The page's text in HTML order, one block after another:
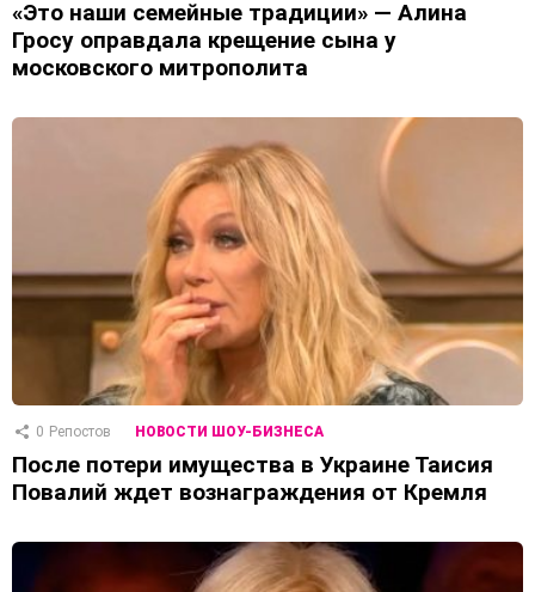
«Это наши семейные традиции» — Алина
Гросу оправдала крещение сына у
московского митрополита
0 Репостов НОВОСТИ ШОУ-БИЗНЕСА
После потери имущества в Украине Таисия
Повалий ждет вознаграждения от Кремля